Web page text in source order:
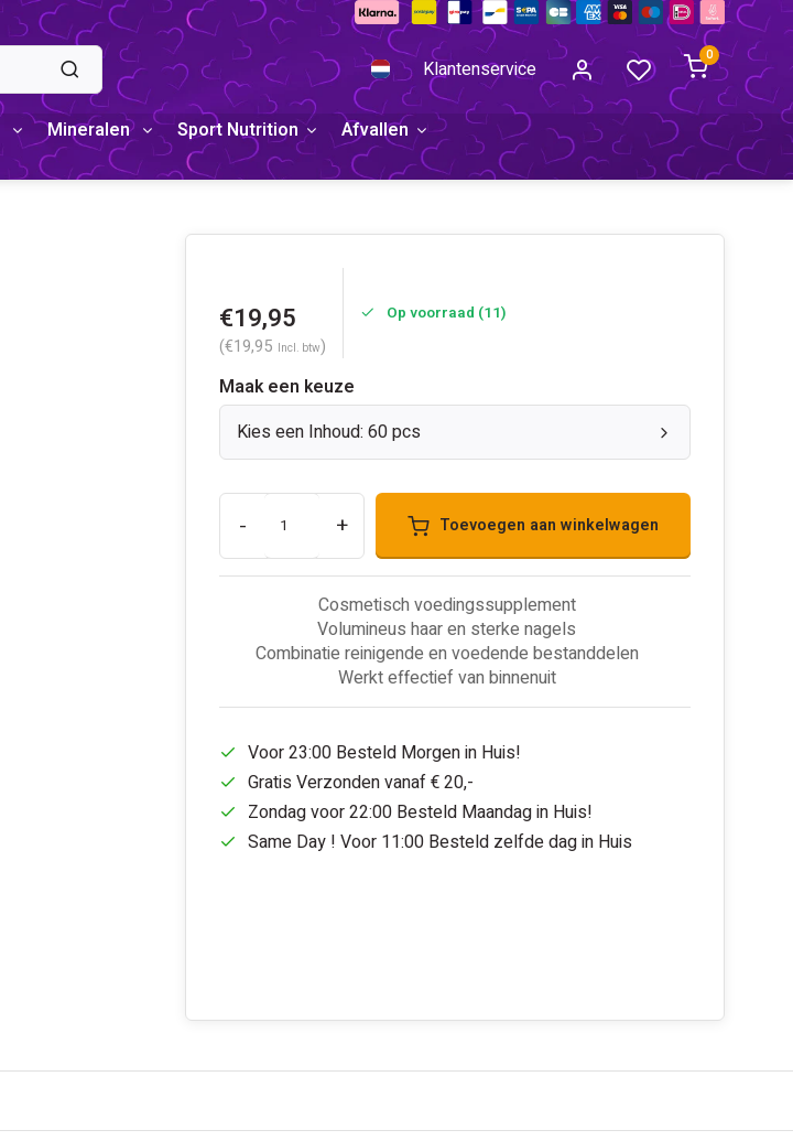
Klantenservice
0
Mineralen Sport Nutrition
Afvallen
€19,95
(€19,95 Incl. btw)
Op voorraad (11)
Maak een keuze
Kies een Inhoud: 60 pcs
- + Toevoegen aan winkelwagen
Cosmetisch voedingssupplement
Volumineus haar en sterke nagels
Combinatie reinigende en voedende bestanddelen
Werkt effectief van binnenuit
Voor 23:00 Besteld Morgen in Huis!
Gratis Verzonden vanaf € 20,-
Zondag voor 22:00 Besteld Maandag in Huis!
Same Day ! Voor 11:00 Besteld zelfde dag in Huis